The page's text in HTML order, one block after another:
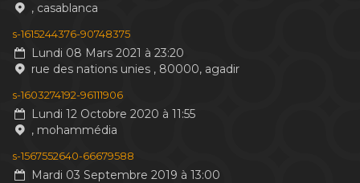
, casablanca
s-1615244376-90748375
Lundi 08 Mars 2021 à 23:20
rue des nations unies , 80000, agadir
s-1603274192-96111906
Lundi 12 Octobre 2020 à 11:55
, mohammédia
s-1567552640-66679588
Mardi 03 Septembre 2019 à 13:00